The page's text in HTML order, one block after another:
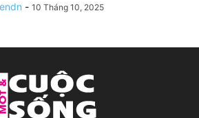
- 10 Tháng 10, 2025